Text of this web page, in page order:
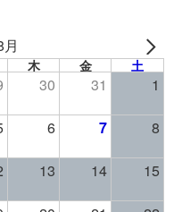
木 金 土
30 31 1
6 7 8
13 14 15